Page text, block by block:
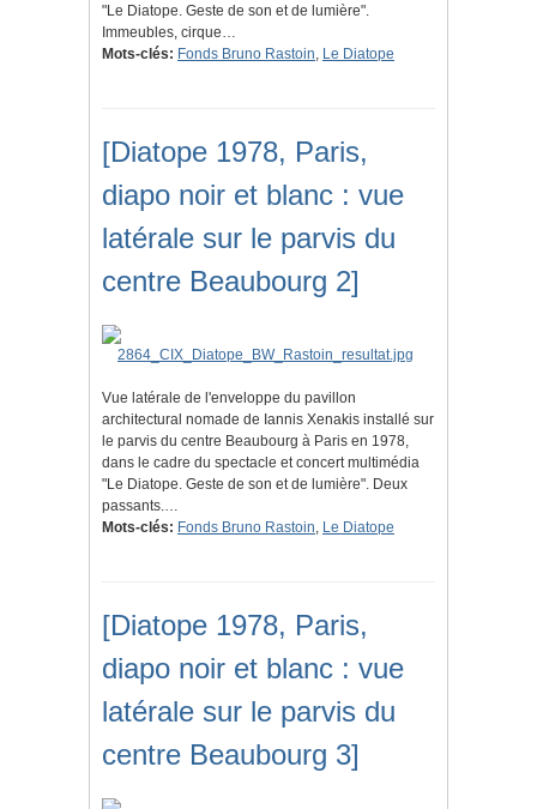
"Le Diatope. Geste de son et de lumière".
Immeubles, cirque…
Mots-clés: Fonds Bruno Rastoin, Le Diatope
[Diatope 1978, Paris,
diapo noir et blanc : vue
latérale sur le parvis du
centre Beaubourg 2]
Vue latérale de l'enveloppe du pavillon
architectural nomade de Iannis Xenakis installé sur
le parvis du centre Beaubourg à Paris en 1978,
dans le cadre du spectacle et concert multimédia
"Le Diatope. Geste de son et de lumière". Deux
passants.…
Mots-clés: Fonds Bruno Rastoin, Le Diatope
[Diatope 1978, Paris,
diapo noir et blanc : vue
latérale sur le parvis du
centre Beaubourg 3]